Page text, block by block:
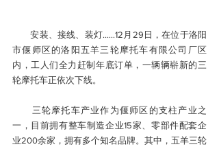
安装、接线、装灯……12月29日，在位于洛阳
市偃师区的洛阳五羊三轮摩托车有限公司厂区
内，工人们全力赶制年底订单，一辆辆崭新的三
轮摩托车正依次下线。
三轮摩托车产业作为偃师区的支柱产业之
一，目前拥有整车制造企业15家、零部件配套企
业200余家，拥有多个知名品牌。其中，五羊三轮